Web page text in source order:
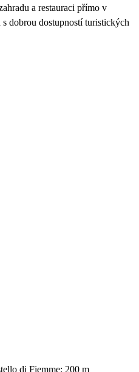
a restauraci přímo v
dobrou dostupností turistických
di Fiemme: 200 m